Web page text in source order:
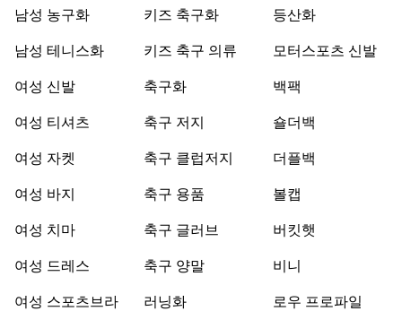
남성 농구화
남성 테니스화
여성 신발
여성 티셔츠
여성 자켓
여성 바지
여성 치마
여성 드레스
여성 스포츠브라
키즈 축구화
키즈 축구 의류
축구화
축구 저지
축구 클럽저지
축구 용품
축구 글러브
축구 양말
러닝화
등산화
모터스포츠 신발
백팩
숄더백
더플백
볼캡
버킷햇
비니
로우 프로파일